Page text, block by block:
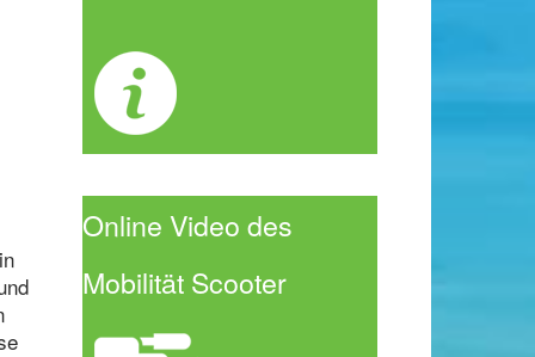
Online Video des
Mobilität Scooter